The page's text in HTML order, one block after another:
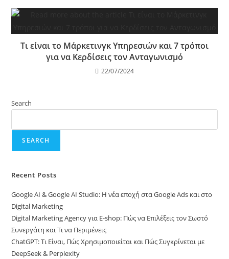
Τι είναι το Μάρκετινγκ Υπηρεσιών και 7 τρόποι
για να Κερδίσεις τον Ανταγωνισμό
22/07/2024
Search
SEARCH
Recent Posts
Google AI & Google AI Studio: Η νέα εποχή στα Google Ads και στο
Digital Marketing
Digital Marketing Agency για E-shop: Πώς να Επιλέξεις τον Σωστό
Συνεργάτη και Τι να Περιμένεις
ChatGPT: Τι Είναι, Πώς Χρησιμοποιείται και Πώς Συγκρίνεται με
DeepSeek & Perplexity